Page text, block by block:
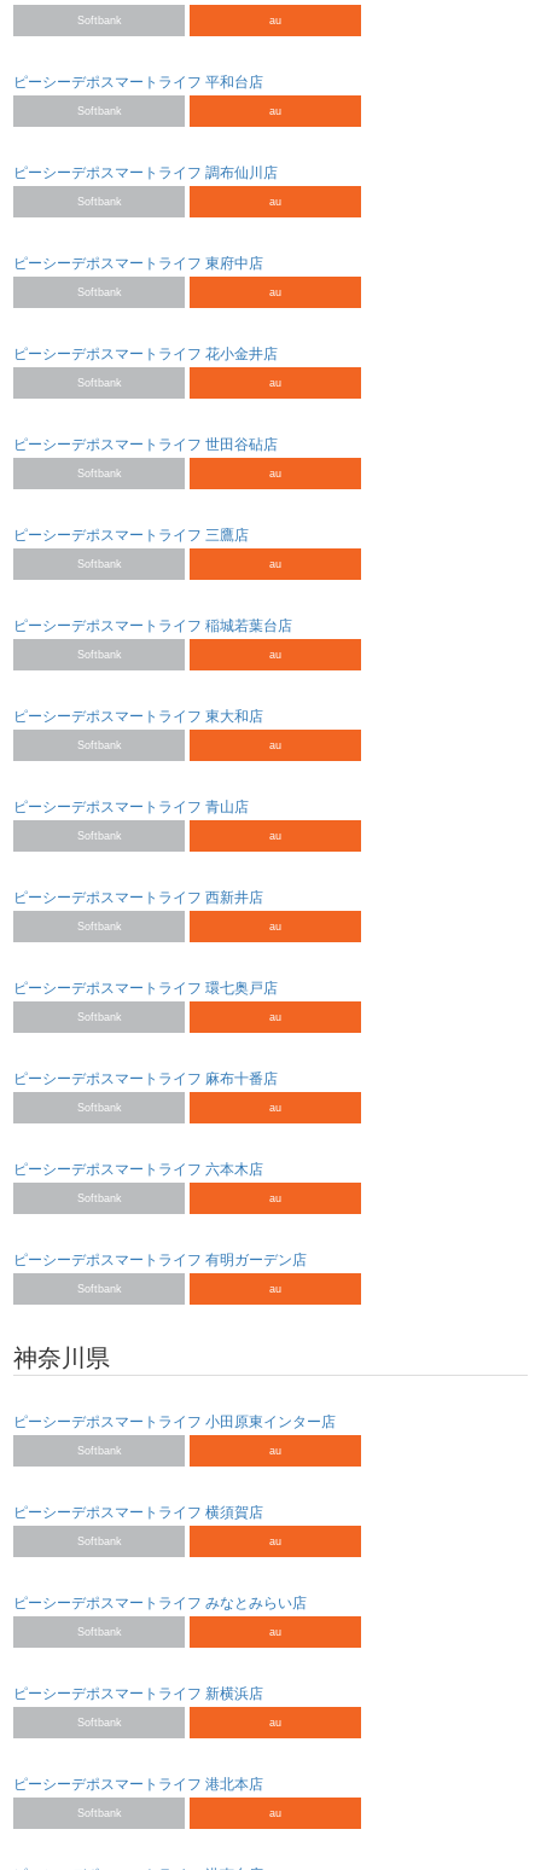
Softbank au
ピーシーデポスマートライフ 平和台店
Softbank au
ピーシーデポスマートライフ 調布仙川店
Softbank au
ピーシーデポスマートライフ 東府中店
Softbank au
ピーシーデポスマートライフ 花小金井店
Softbank au
ピーシーデポスマートライフ 世田谷砧店
Softbank au
ピーシーデポスマートライフ 三鷹店
Softbank au
ピーシーデポスマートライフ 稲城若葉台店
Softbank au
ピーシーデポスマートライフ 東大和店
Softbank au
ピーシーデポスマートライフ 青山店
Softbank au
ピーシーデポスマートライフ 西新井店
Softbank au
ピーシーデポスマートライフ 環七奥戸店
Softbank au
ピーシーデポスマートライフ 麻布十番店
Softbank au
ピーシーデポスマートライフ 六本木店
Softbank au
ピーシーデポスマートライフ 有明ガーデン店
Softbank au
神奈川県
ピーシーデポスマートライフ 小田原東インター店
Softbank au
ピーシーデポスマートライフ 横須賀店
Softbank au
ピーシーデポスマートライフ みなとみらい店
Softbank au
ピーシーデポスマートライフ 新横浜店
Softbank au
ピーシーデポスマートライフ 港北本店
Softbank au